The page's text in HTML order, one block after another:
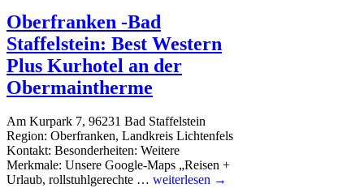
Oberfranken -Bad
Staffelstein: Best Western
Plus Kurhotel an der
Obermaintherme
Am Kurpark 7, 96231 Bad Staffelstein
Region: Oberfranken, Landkreis Lichtenfels
Kontakt: Besonderheiten: Weitere
Merkmale: Unsere Google-Maps „Reisen +
Urlaub, rollstuhlgerechte … weiterlesen →